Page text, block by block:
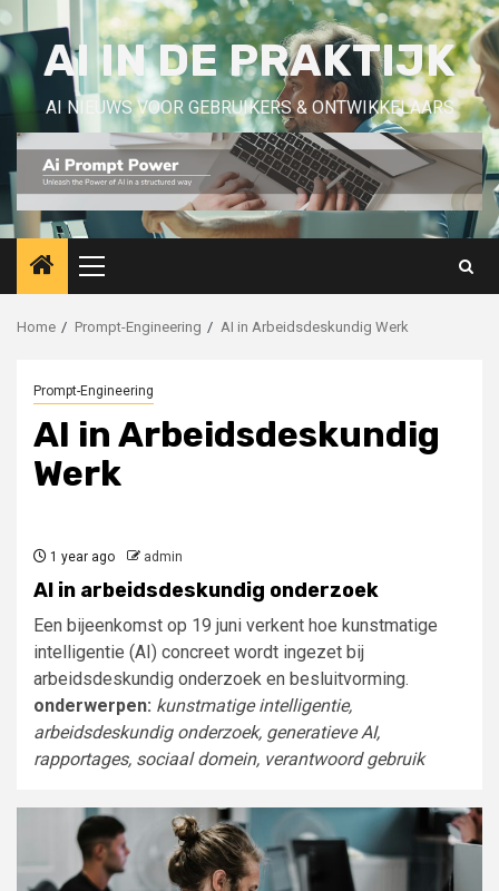
Skip
to
contentAI IN DE PRAKTIJK
AI NIEUWS VOOR GEBRUIKERS & ONTWIKKELAARS
Primary
Menu
Home Prompt-Engineering AI in Arbeidsdeskundig Werk
Prompt-Engineering
AI in Arbeidsdeskundig
Werk
1 year ago admin
AI in arbeidsdeskundig onderzoek
Een bijeenkomst op 19 juni verkent hoe kunstmatige
intelligentie (AI) concreet wordt ingezet bij
arbeidsdeskundig onderzoek en besluitvorming.
onderwerpen: kunstmatige intelligentie,
arbeidsdeskundig onderzoek, generatieve AI,
rapportages, sociaal domein, verantwoord gebruik